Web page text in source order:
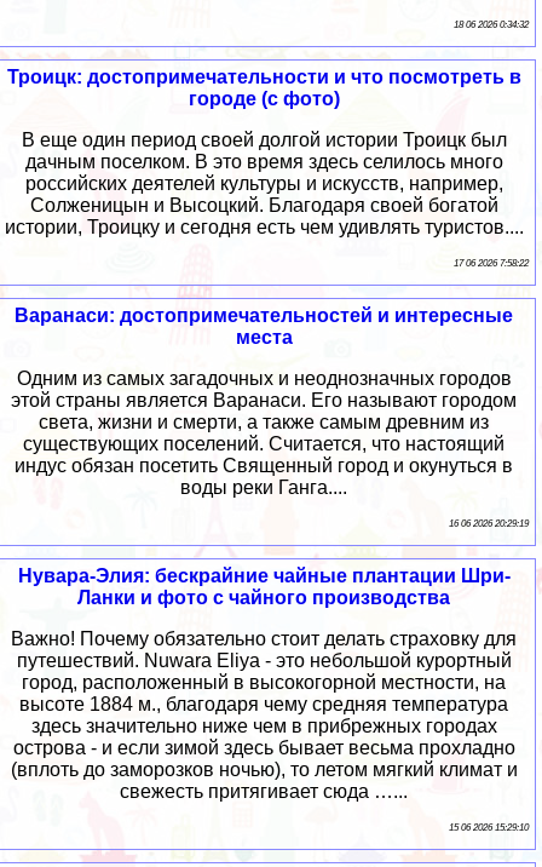
18 06 2026 0:34:32
Троицк: достопримечательности и что посмотреть в
городе (с фото)
В еще один период своей долгой истории Троицк был
дачным поселком. В это время здесь селилось много
российских деятелей культуры и искусств, например,
Солженицын и Высоцкий. Благодаря своей богатой
истории, Троицку и сегодня есть чем удивлять туристов....
17 06 2026 7:58:22
Варанаси: достопримечательностей и интересные
места
Одним из самых загадочных и неоднозначных городов
этой страны является Варанаси. Его называют городом
света, жизни и смерти, а также самым древним из
существующих поселений. Считается, что настоящий
индус обязан посетить Священный город и окунуться в
воды реки Ганга....
16 06 2026 20:29:19
Нувара-Элия: бескрайние чайные плантации Шри-
Ланки и фото с чайного производства
Важно! Почему обязательно стоит делать страховку для
путешествий. Nuwara Eliya - это небольшой курортный
город, расположенный в высокогорной местности, на
высоте 1884 м., благодаря чему средняя температура
здесь значительно ниже чем в прибрежных городах
острова - и если зимой здесь бывает весьма прохладно
(вплоть до заморозков ночью), то летом мягкий климат и
свежесть притягивает сюда …...
15 06 2026 15:29:10